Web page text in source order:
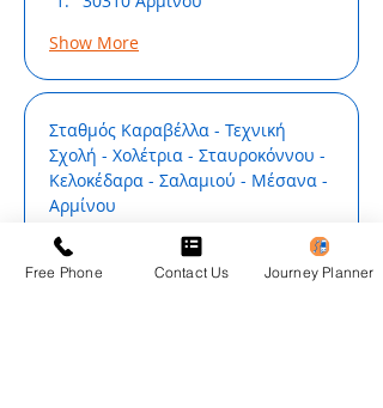
Show More
Σταθμός Καραβέλλα - Τεχνική
Σχολή - Χολέτρια - Σταυροκόννου -
Κελοκέδαρα - Σαλαμιού - Μέσανα -
Αρμίνου
30001 Σταθμός Καραβέλλα
Free Phone Contact Us Journey Planner